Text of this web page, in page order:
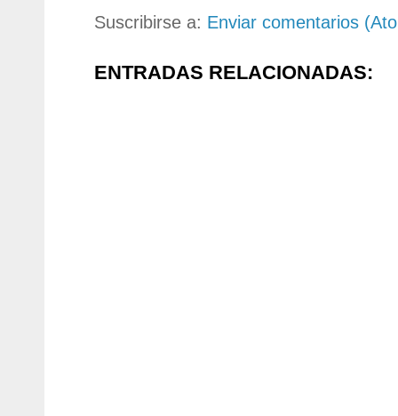
Suscribirse a: Enviar comentarios
ENTRADAS RELACIONADAS: